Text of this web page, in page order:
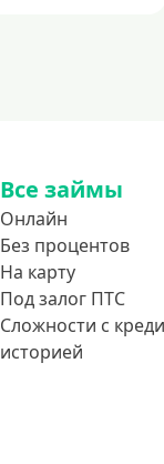
Все займы
Онлайн
Без процентов
На карту
Под залог ПТС
Сложности с
историей